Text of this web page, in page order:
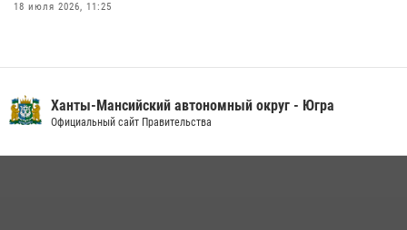
18 июля 2026, 11:25
На Урале Росгвардия провела дни открытых дверей и
Ханты-Мансийский автономный округ - Югра
Официальный сайт Правительства